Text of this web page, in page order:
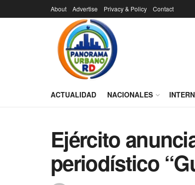
About Advertise Privacy & Policy Contact
ACTUALIDAD NACIONALES
Ejército
periodístico